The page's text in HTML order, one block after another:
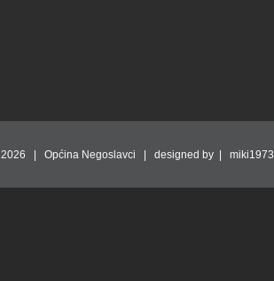
2026 | Općina Negoslavci | designed by | miki1973